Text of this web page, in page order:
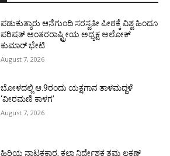
ಪಡುಕುತ್ಯಾರು ಆನೆಗುಂದಿ ಸರಸ್ವತೀ ಪೀಠಕ್ಕೆ ವಿಶ್ವ ಹಿಂದೂ
ಪರಿಷತ್ ಅಂತರರಾಷ್ಟ್ರೀಯ ಅಧ್ಯಕ್ಷ ಅಲೋಕ್
ಕುಮಾರ್ ಭೇಟಿ
August 7, 2026
ಬೋಳದಲ್ಲಿ ಆ.9ರಂದು ಯಕ್ಷಗಾನ ತಾಳಮದ್ದಳೆ
‘ವೀರಮಣಿ ಕಾಳಗ’
August 7, 2026
ಹಿರಿಯ ನಾಟಕಕಾರ, ಕಲಾ ನಿರ್ದೇಶಕ ತಮ್ಮ ಲಕ್ಷಣ್